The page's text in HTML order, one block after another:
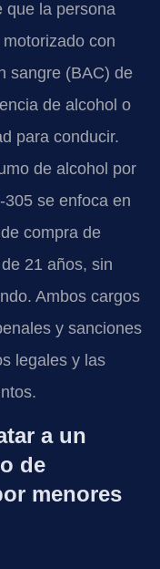
que la persona
con
sangre (BAC) de
de alcohol o
para conducir.
de alcohol por
se enfoca en
compra de
21 años, sin
Ambos cargos
y sanciones
legales y las
a un
de
menores